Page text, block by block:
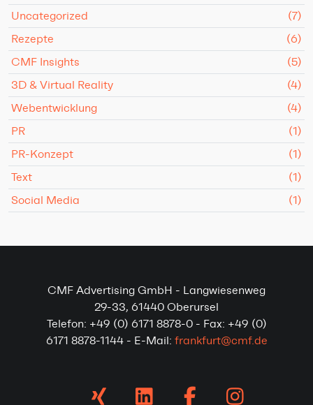
Uncategorized
(7)
Rezepte
(6)
CMF Insights
(5)
3D & Virtual Reality
(4)
Webentwicklung
(4)
PR
(1)
PR-Konzept
(1)
Text
(1)
Social Media
(1)
CMF Advertising GmbH - Langwiesenweg
29-33, 61440 Oberursel
Telefon: +49 (0) 6171 8878-0 - Fax: +49 (0)
6171 8878-1144 - E-Mail: frankfurt@cmf.de